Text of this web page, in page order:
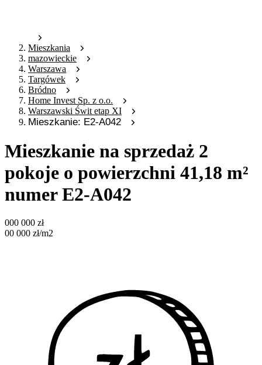
Mieszkania
mazowieckie
Warszawa
Targówek
Bródno
Home Invest Sp. z o.o.
Warszawski Świt etap XI
Mieszkanie: E2-A042
Mieszkanie na sprzedaż 2
pokoje o powierzchni 41,18 m²
numer E2-A042
000 000 zł
00 000 zł/m2